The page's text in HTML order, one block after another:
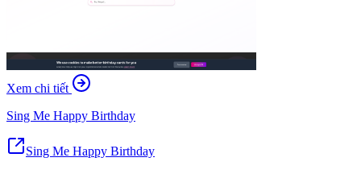
Xem chi tiết
Sing Me Happy Birthday
Sing Me Happy Birthday